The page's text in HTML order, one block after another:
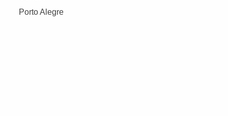
Porto Alegre